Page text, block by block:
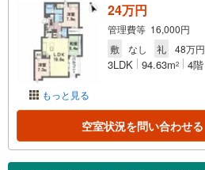
もっと見る
24万円
管理費等 16,000円
敷
なし 礼 48万円
3LDK 94.63m2 4階
空室状況を問い合わせる